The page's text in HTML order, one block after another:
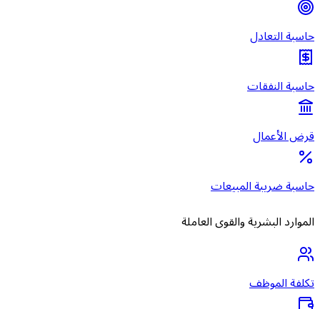
حاسبة التعادل
حاسبة النفقات
قرض الأعمال
حاسبة ضريبة المبيعات
الموارد البشرية والقوى العاملة
تكلفة الموظف